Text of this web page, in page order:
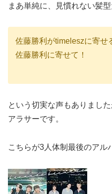
まあ単純に、見慣れない髪
佐藤勝利がtimeleszに寄せ
佐藤勝利に寄せて！
という切実な声もありまし
アラサーです。
こちらが3人体制最後のアル